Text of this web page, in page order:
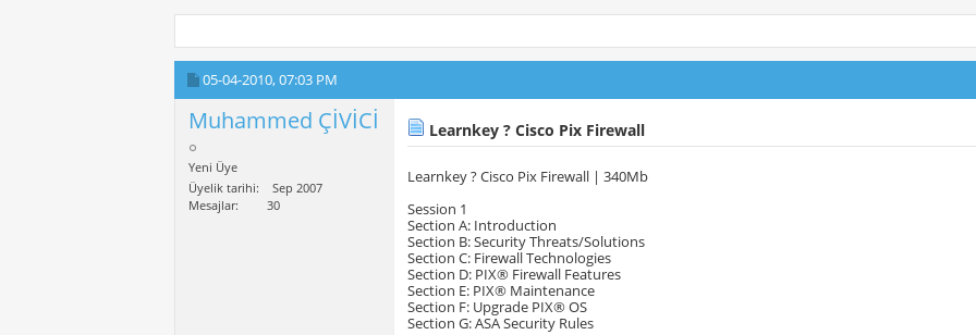
05-04-2010,07:03 PM
Muhammed ÇİVİCİ
Yeni Üye
Üyelik tarihi
Sep 2007
Mesajlar
30
Learnkey ? Cisco Pix Firewall
Learnkey ? Cisco Pix Firewall | 340Mb
Session 1
Section A: Introduction
Section B: Security Threats/Solutions
Section C: Firewall Technologies
Section D: PIX® Firewall Features
Section E: PIX® Maintenance
Section F: Upgrade PIX® OS
Section G: ASA Security Rules